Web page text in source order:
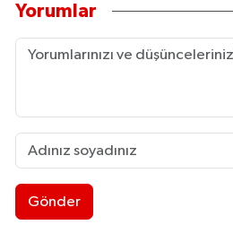
Yorumlar
Gönder